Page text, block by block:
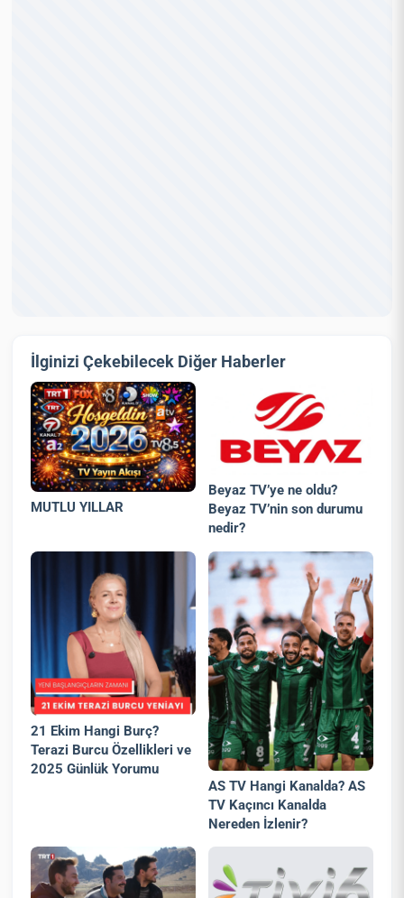
İlginizi Çekebilecek Diğer Haberler
MUTLU YILLAR
Beyaz TV’ye ne oldu?
Beyaz TV’nin son durumu
nedir?
21 Ekim Hangi Burç?
Terazi Burcu Özellikleri ve
2025 Günlük Yorumu
AS TV Hangi Kanalda? AS
TV Kaçıncı Kanalda
Nereden İzlenir?